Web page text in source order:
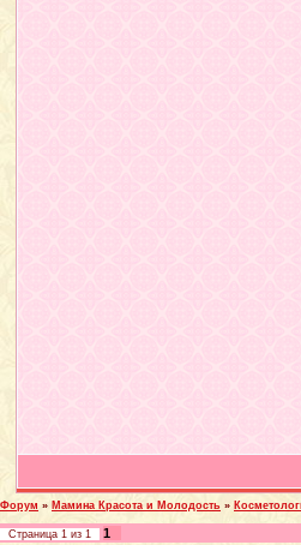
Форум » Мамина Красота и Молодость »
Страница 1 из 1 1